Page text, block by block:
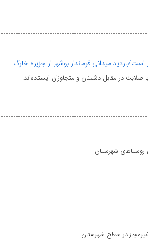
است/بازدید میدانی فرماندار بوشهر از جزیره خارگ
صلابت در مقابل دشمنان و متجاوزان ایستاده‌اند.
روستاهای شهرستان
غیرمجاز در سطح شهرستان